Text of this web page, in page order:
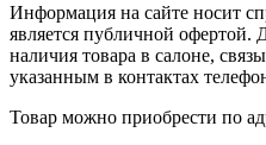
Информация на сайте носит
является публичной офертой.
наличия товара в салоне,
указанным в контактах
Товар можно приобрести по